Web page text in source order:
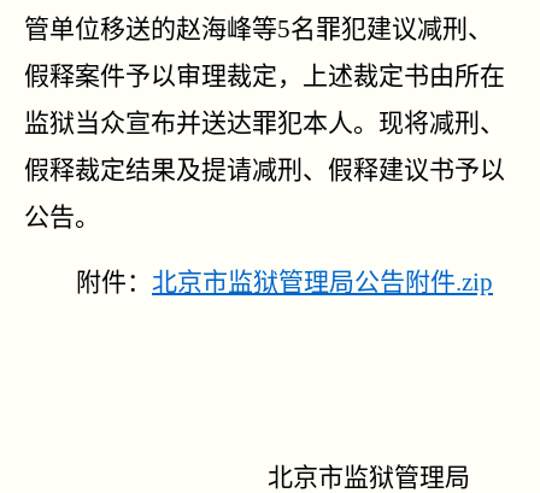
管单位移送的赵海峰等5名罪犯建议减刑、
假释案件予以审理裁定，上述裁定书由所在
监狱当众宣布并送达罪犯本人。现将减刑、
假释裁定结果及提请减刑、假释建议书予以
公告。
附件： 北京市监狱管理局公告附件.zip
北京市监狱管理局